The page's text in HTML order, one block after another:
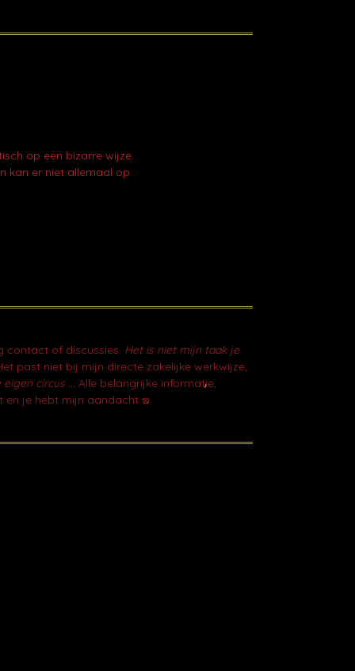
op een bizarre wijze.
kan er niet allemaal op
contact of discussies. Het is niet mijn taak je
past niet bij mijn directe zakelijke werkwijze;
circus ... Alle belangrijke informatie,
en je hebt mijn aandacht ఇ